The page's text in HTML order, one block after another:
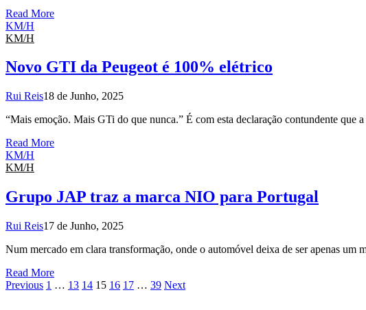
Read More
KM/H
KM/H
Novo GTI da Peugeot é 100% elétrico
Rui Reis18 de Junho, 2025
“Mais emoção. Mais GTi do que nunca.” É com esta declaração contundente
Read More
KM/H
KM/H
Grupo JAP traz a marca NIO para Portugal
Rui Reis17 de Junho, 2025
Num mercado em clara transformação, onde o automóvel deixa de ser apenas
Read More
Previous 1 … 13 14 15 16 17 … 39 Next